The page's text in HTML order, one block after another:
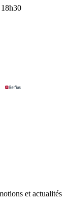
et actualités